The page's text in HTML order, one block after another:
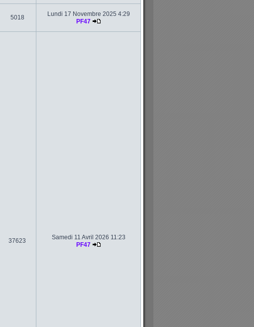
5018
Lundi 17 Novembre 2025 4:29
PF47
37623
Samedi 11 Avril 2026 11:23
PF47